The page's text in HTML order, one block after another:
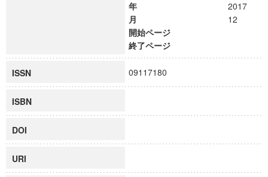
年
2017
月
12
開始ページ
終了ページ
ISSN 09117180
ISBN
DOI
URI